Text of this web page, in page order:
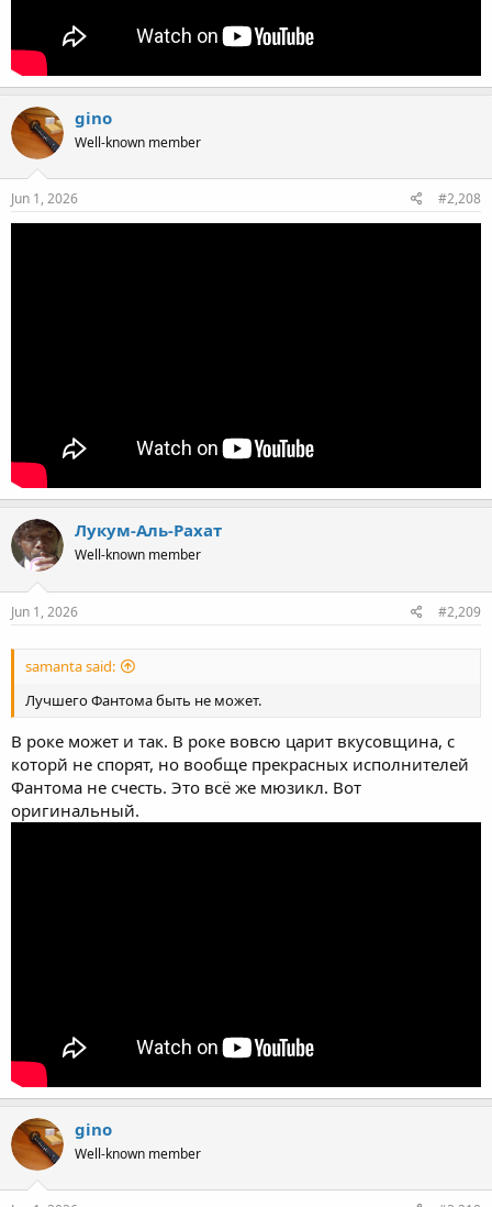
gino
Well-known member
Jun 1, 2026 #2,208
Лукум-Аль-Рахат
Well-known member
Jun 1, 2026 #2,209
samanta said:
Лучшего Фантома быть не может.
В роке может и так. В роке вовсю царит вкусовщина, с
которй не спорят, но вообще прекрасных исполнителей
Фантома не счесть. Это всё же мюзикл. Вот
оригинальный.
gino
Well-known member